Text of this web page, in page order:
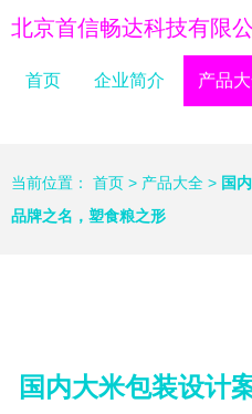
北京首信畅达科技有限
首页 企业简介 产品
当前位置： 首页 > 产品大全 > 国
品牌之名，塑食粮之形
国内大米包装设计